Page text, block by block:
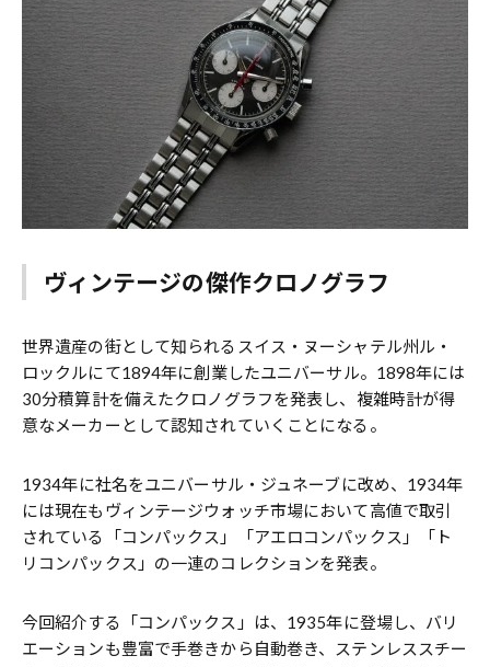
ヴィンテージの傑作クロノグラフ
世界遺産の街として知られるスイス・ヌーシャテル州ル・
ロックルにて1894年に創業したユニバーサル。1898年には
30分積算計を備えたクロノグラフを発表し、複雑時計が得
意なメーカーとして認知されていくことになる。
1934年に社名をユニバーサル・ジュネーブに改め、1934年
には現在もヴィンテージウォッチ市場において高値で取引
されている「コンパックス」「アエロコンパックス」「ト
リコンパックス」の一連のコレクションを発表。
今回紹介する「コンパックス」は、1935年に登場し、バリ
エーションも豊富で手巻きから自動巻き、ステンレススチー